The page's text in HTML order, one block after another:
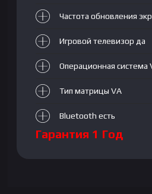
Частота обновления
Игровой телевизор да
Операционная система
Тип матрицы VA
Bluetooth есть
Гарантия 1 Год